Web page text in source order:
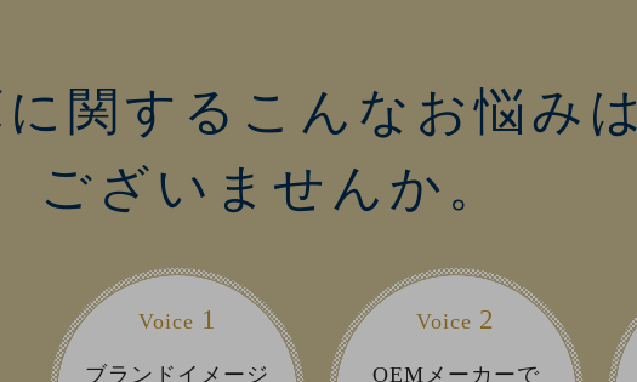
関するこんなお悩みは
ございませんか。
Voice 1
ブランドイメージ
Voice 2
OEMメーカーで